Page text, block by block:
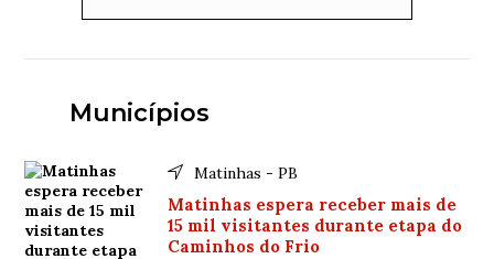
Municípios
Matinhas - PB
Matinhas espera receber mais de
15 mil visitantes durante etapa do
Caminhos do Frio